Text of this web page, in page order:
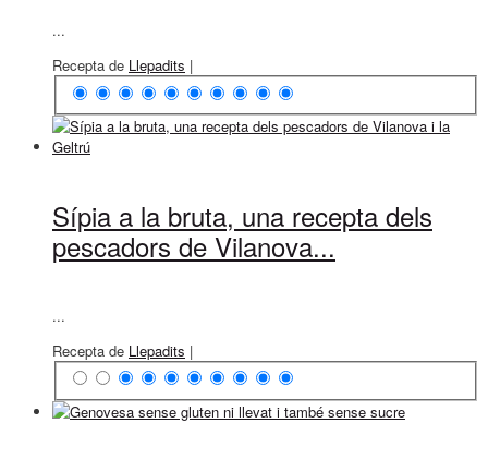
...
Recepta de Llepadits |
Sípia a la bruta, una recepta dels
pescadors de Vilanova...
...
Recepta de Llepadits |